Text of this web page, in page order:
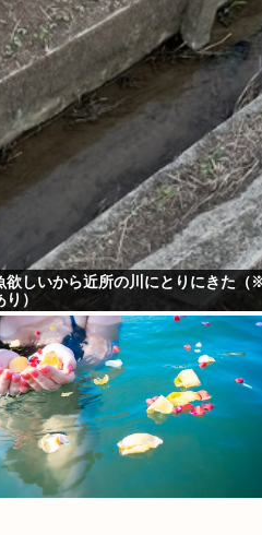
欲しいから近所の川にとりにきた（
）